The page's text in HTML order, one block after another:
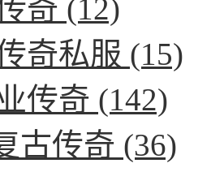
奇 (12)
奇私服 (15)
传奇 (142)
古传奇 (36)